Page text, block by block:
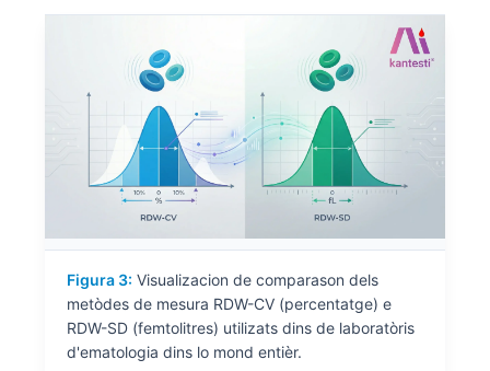
Figura 3: Visualizacion de comparason dels
metòdes de mesura RDW-CV (percentatge) e
RDW-SD (femtolitres) utilizats dins de laboratòris
d'ematologia dins lo mond entièr.